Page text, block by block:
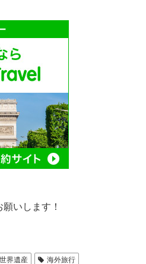
いします！
世界遺産 海外旅行